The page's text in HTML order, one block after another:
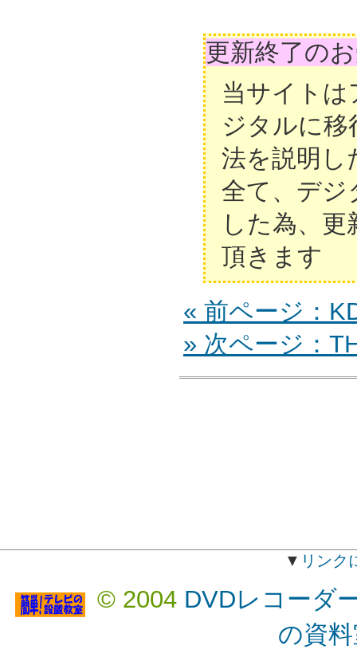
更新終了の
当サイト
ジタルに移
法を説明し
全て、デジ
した為、
頂きます
« 前ページ：
» 次ページ：
▼ リンク
© 2004 DVDレコーダ
の資